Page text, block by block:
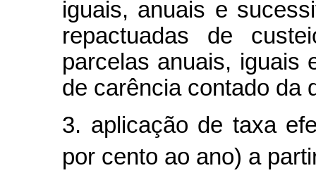
iguais, anuais e
repactuadas de
parcelas anuais, iguais
de carência contado da
3. aplicação de taxa
por cento ao ano) a